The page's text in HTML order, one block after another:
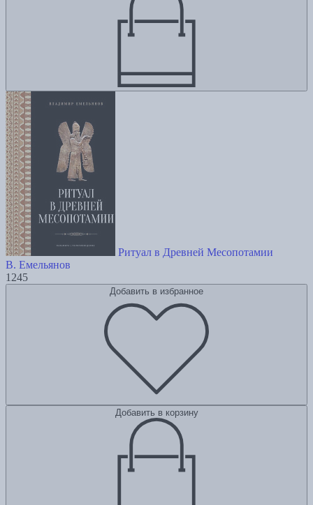
Ритуал в Древней Месопотамии
В. Емельянов
1245
Добавить в избранное
Добавить в корзину